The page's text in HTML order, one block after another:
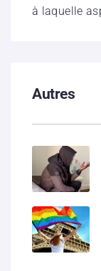
à laquelle
Autres